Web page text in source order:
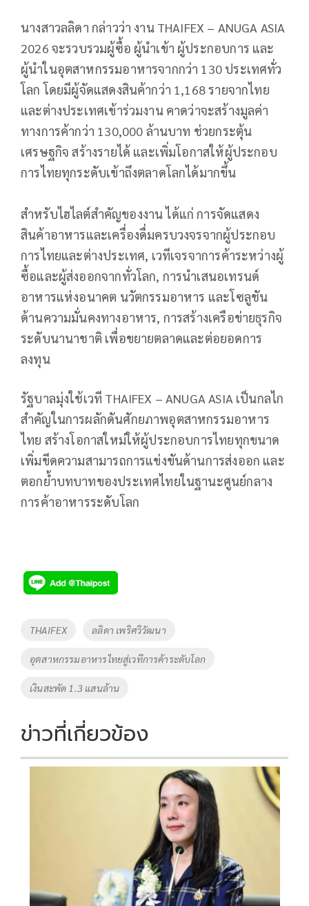
นางสาวลลิดา กล่าวว่า งาน THAIFEX – ANUGA ASIA
2026 จะรวบรวมผู้ซื้อ ผู้นำเข้า ผู้ประกอบการ และ
ผู้นำในอุตสาหกรรมอาหารจากกว่า 130 ประเทศทั่ว
โลก โดยมีผู้จัดแสดงสินค้ากว่า 1,168 รายจากไทย
และต่างประเทศเข้าร่วมงาน คาดว่าจะสร้างมูลค่า
ทางการค้ากว่า 130,000 ล้านบาท ช่วยกระตุ้น
เศรษฐกิจ สร้างรายได้ และเพิ่มโอกาสให้ผู้ประกอบ
การไทยทุกระดับเข้าถึงตลาดโลกได้มากขึ้น
สำหรับไฮไลต์สำคัญของงาน ได้แก่ การจัดแสดง
สินค้าอาหารและเครื่องดื่มครบวงจรจากผู้ประกอบ
การไทยและต่างประเทศ, เวทีเจรจาการค้าระหว่างผู้
ซื้อและผู้ส่งออกจากทั่วโลก, การนำเสนอเทรนด์
อาหารแห่งอนาคต นวัตกรรมอาหาร และโซลูชัน
ด้านความมั่นคงทางอาหาร, การสร้างเครือข่ายธุรกิจ
ระดับนานาชาติ เพื่อขยายตลาดและต่อยอดการ
ลงทุน
รัฐบาลมุ่งใช้เวที THAIFEX – ANUGA ASIA เป็นกลไก
สำคัญในการผลักดันศักยภาพอุตสาหกรรมอาหาร
ไทย สร้างโอกาสใหม่ให้ผู้ประกอบการไทยทุกขนาด
เพิ่มขีดความสามารถการแข่งขันด้านการส่งออก และ
ตอกย้ำบทบาทของประเทศไทยในฐานะศูนย์กลาง
การค้าอาหารระดับโลก
Tags
THAIFEX ลลิดา เพริศวิวัฒนา
อุตสาหกรรมอาหารไทยสู่เวทีการค้าระดับโลก
เงินสะพัด 1.3 แสนล้าน
ข่าวที่เกี่ยวข้อง